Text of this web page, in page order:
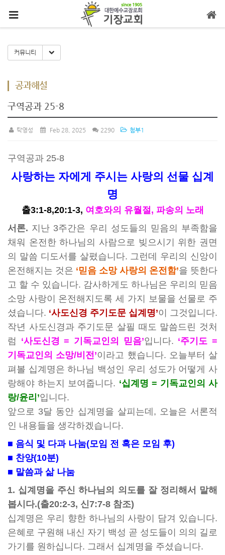
커뮤니티 Toggle Dropdown
공과해설
구역공과 25-8
탁영성 Feb 28, 2025 2290 첨부1
구역공과 25-8
사랑하는 자에게 주시는 사랑의 선물 십계
명
출3:1-8,20:1-3, 여호와의 유월절, 파송의 노래
서론. 지난 3주간은 우리 성도들의 믿음의 부족함을
채워 온전한 하나님의 사람으로 빚으시기 위한 권면
의 말씀 디도서를 살폈습니다. 그런데 우리의 신앙이
온전해지는 것은 ‘믿음 소망 사랑의 온전함’을 뜻한다
고 할 수 있습니다. 감사하게도 하나님은 우리의 믿음
소망 사랑이 온전해지도록 세 가지 보물을 선물로 주
셨습니다. ‘사도신경 주기도문 십계명’이 그것입니다.
작년 사도신경과 주기도문 살필 때도 말씀드린 것처
럼 ‘사도신경 = 기독교인의 믿음’입니다. ‘주기도 =
기독교인의 소망/비전’이라고 했습니다. 오늘부터 살
펴볼 십계명은 하나님 백성인 우리 성도가 어떻게 사
랑해야 하는지 보여줍니다. ‘십계명 = 기독교인의 사
랑/윤리’입니다.
앞으로 3달 동안 십계명을 살피는데, 오늘은 서론적
인 내용들을 생각하겠습니다.
■ 음식 및 다과 나눔(모임 전 혹은 모임 후)
■ 찬양(10분)
■ 말씀과 삶 나눔
1. 십계명을 주신 하나님의 의도를 잘 정리해서 말해
봅시다.(출20:2-3, 신7:7-8 참조)
십계명은 우리 향한 하나님의 사랑이 담겨 있습니다.
은혜로 구원해 내신 자기 백성 곧 성도들이 의의 길로
가기를 원하십니다. 그래서 십계명을 주셨습니다.